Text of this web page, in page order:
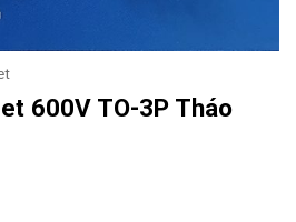
600V TO-3P Tháo